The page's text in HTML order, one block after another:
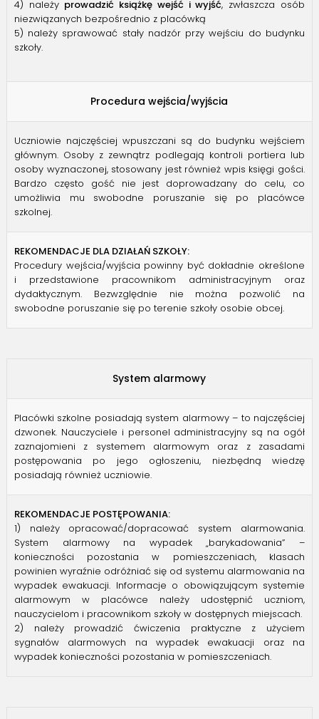
4) należy prowadzić książkę wejść i wyjść, zwłaszcza osób
niezwiązanych bezpośrednio z placówką
5) należy sprawować stały nadzór przy wejściu do budynku
szkoły.
Procedura wejścia/wyjścia
Uczniowie najczęściej wpuszczani są do budynku wejściem
głównym. Osoby z zewnątrz podlegają kontroli portiera lub
osoby wyznaczonej, stosowany jest również wpis księgi gości.
Bardzo często gość nie jest doprowadzany do celu, co
umożliwia mu swobodne poruszanie się po placówce
szkolnej.
REKOMENDACJE DLA DZIAŁAŃ SZKOŁY:
Procedury wejścia/wyjścia powinny być dokładnie określone
i przedstawione pracownikom administracyjnym oraz
dydaktycznym. Bezwzględnie nie można pozwolić na
swobodne poruszanie się po terenie szkoły osobie obcej.
System alarmowy
Placówki szkolne posiadają system alarmowy – to najczęściej
dzwonek. Nauczyciele i personel administracyjny są na ogół
zaznajomieni z systemem alarmowym oraz z zasadami
postępowania po jego ogłoszeniu, niezbędną wiedzę
posiadają również uczniowie.
REKOMENDACJE POSTĘPOWANIA:
1) należy opracować/dopracować system alarmowania.
System alarmowy na wypadek „barykadowania” –
konieczności pozostania w pomieszczeniach, klasach
powinien wyraźnie odróżniać się od systemu alarmowania na
wypadek ewakuacji. Informacje o obowiązującym systemie
alarmowym w placówce należy udostępnić uczniom,
nauczycielom i pracownikom szkoły w dostępnych miejscach.
2) należy prowadzić ćwiczenia praktyczne z użyciem
sygnałów alarmowych na wypadek ewakuacji oraz na
wypadek konieczności pozostania w pomieszczeniach.